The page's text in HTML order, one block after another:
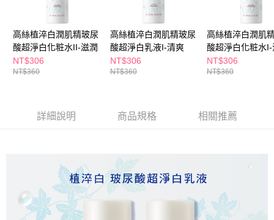
客戶支援中心」 https://netprotections.freshdesk.com/support/home
【注意事項】
１．透過由恩沛科技股份有限公司提供之「AFTEE先享後付」服務完成之交
易，需依本服務之必要範圍內提供個人資料，並將交易相關給付款項請求債
權轉讓予恩沛科技股份有限公司。
２．關於個人資料處理事宜，請瀏覽以下網址：
「AFTEE先享後付」，若未經同意申辦者引起之損失，本公司不負相關責
５．嚴禁一人註冊多個帳號或使用他人資訊註冊。若發現惡意使用之情形，
恩沛科技股份有限公司將有權停止該用戶之使用額度並採取法律行動。
每筆NT$65，滿NT$490(含以上)免運費
每筆NT$65，滿NT$490(含以上)免運費
付款後7-11取貨
每筆NT$100，滿NT$790(含以上)免運費
每筆NT$80，滿NT$290(含以上)免運費
高絲植淬白潤肌精玻尿
酸超淨白化粧水II-滋潤
NT$306
NT$360
高絲植淬白潤肌精玻尿
酸超淨白乳液I-清爽
NT$306
NT$360
高絲植淬白潤肌
酸超淨白化粧水I-
NT$306
NT$360
詳細說明 商品規格 相關推薦